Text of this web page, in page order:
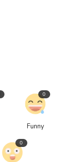
Funny
0
0